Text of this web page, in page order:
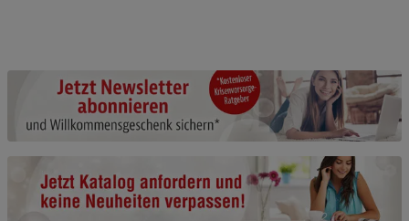
Notwendige Cookies (5)
Beschreibung Notwendige Cookies
Cookie-Informationen anzeigen
Funktionale Cookies (1) Funktionale
Beschreibung Funktionale Cookies